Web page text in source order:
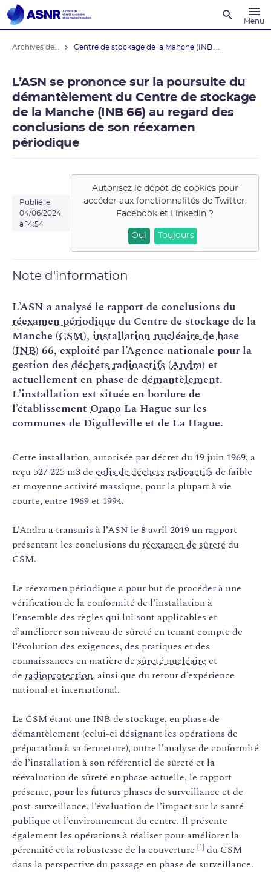
Menu
Centre de stockage de la Manche (INB ...
L’ASN se prononce sur la poursuite du
démantèlement du Centre de stockage
de la Manche (INB 66) au regard des
conclusions de son réexamen
périodique
Publié le
04/06/2024
à 14:54
Autorisez le dépôt de cookies pour
accéder aux fonctionnalités de Twitter,
Facebook et LinkedIn ?
Oui Toujours
Note d'information
L’ASN a analysé le rapport de conclusions du
réexamen périodique du Centre de stockage de la
Manche (CSM), installation nucléaire de base
(INB) 66, exploité par l’Agence nationale pour la
gestion des déchets radioactifs (Andra) et
actuellement en phase de démantèlement.
L’installation est située en bordure de
l’établissementOrano La Hague sur les
communes de Digulleville et de La Hague.
Cette installation, autorisée par décret du 19 juin 1969, a
reçu 527 225 m3 de colis de déchets radioactifs de faible
et moyenne activité massique, pour la plupart à vie
courte, entre 1969 et 1994.
L’Andra a transmis à l’ASN le 8 avril 2019 un rapport
présentant les conclusions duréexamen de sûreté du
CSM.
Le réexamen périodique a pour but de procéder à une
vérification de la conformité de l’installation à
l’ensemble des règles qui lui sont applicables et
d’améliorer son niveau de sûreté en tenant compte de
l’évolution des exigences, des pratiques et des
connaissances en matière de sûreté nucléaire et
de radioprotection, ainsi que du retour d’expérience
national et international.
Le CSM étant une INB de stockage, en phase de
démantèlement (celui-ci désignant les opérations de
préparation à sa fermeture), outre l’analyse de conformité
de l’installation à son référentiel de sûreté et la
réévaluation de sûreté en phase actuelle, le rapport
présente, pour les futures phases de surveillance et de
post-surveillance, l’évaluation de l’impact sur la santé
publique et l’environnement du centre. Il présente
également les opérations à réaliser pour améliorer la
pérennité et la robustesse de la couverture [1] du CSM
dans la perspective du passage en phase de surveillance.